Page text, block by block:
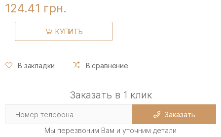
124.41 грн.
КУПИТЬ
В закладки В сравнение
Заказать в 1 клик
Заказать
Мы перезвоним Вам и уточним детали